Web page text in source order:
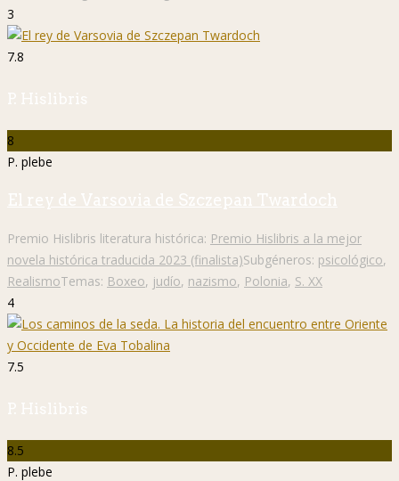
3
7.8
P. Hislibris
8
P. plebe
El rey de Varsovia de Szczepan Twardoch
Premio Hislibris literatura histórica: Premio Hislibris a la mejor
novela histórica traducida 2023 (finalista)Subgéneros: psicológico,
RealismoTemas: Boxeo, judío, nazismo, Polonia, S. XX
4
7.5
P. Hislibris
8.5
P. plebe